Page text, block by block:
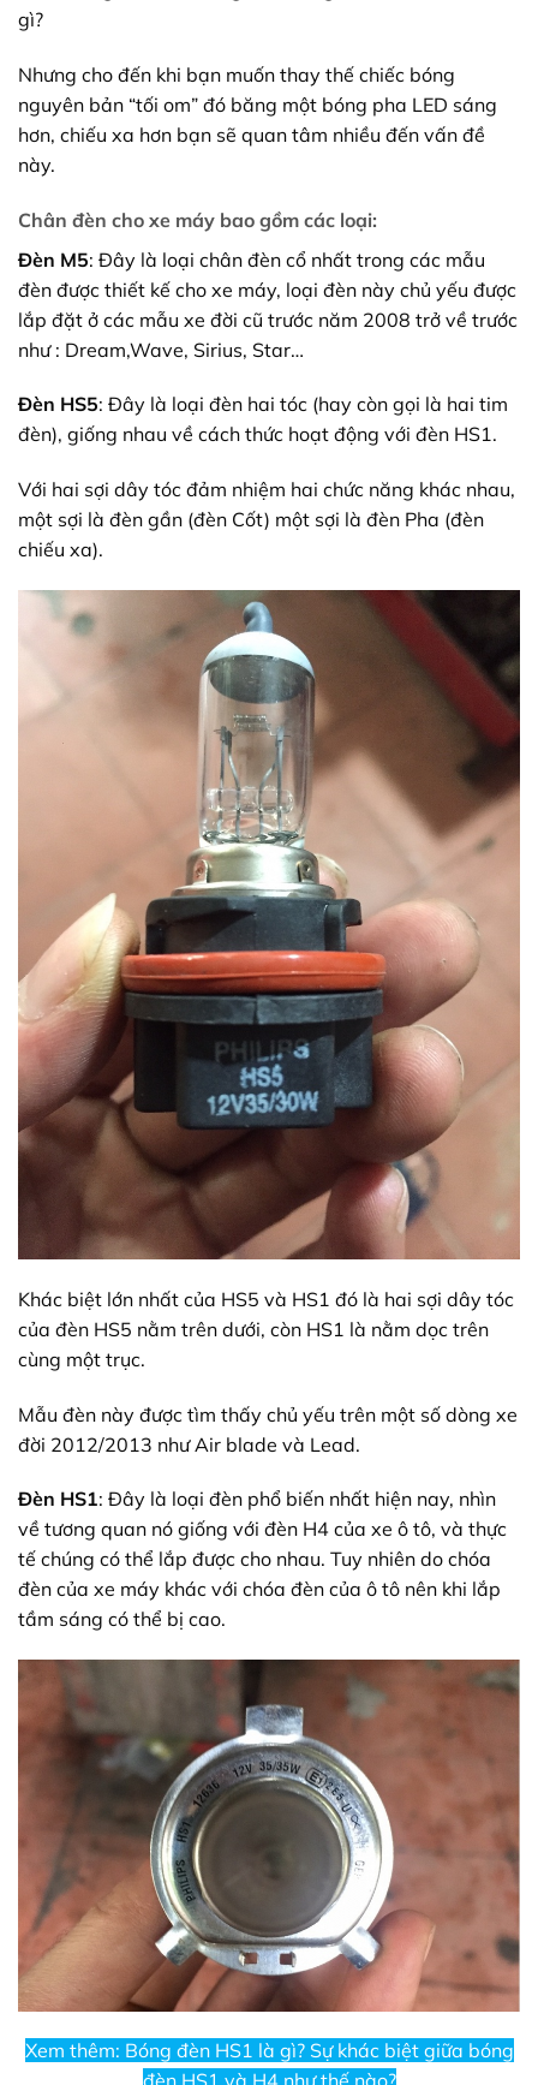
gì?
Nhưng cho đến khi bạn muốn thay thế chiếc bóng
nguyên bản “tối om” đó băng một bóng pha LED sáng
hơn, chiếu xa hơn bạn sẽ quan tâm nhiều đến vấn đề
này.
Chân đèn cho xe máy bao gồm các loại:
Đèn M5: Đây là loại chân đèn cổ nhất trong các mẫu
đèn được thiết kế cho xe máy, loại đèn này chủ yếu được
lắp đặt ở các mẫu xe đời cũ trước năm 2008 trở về trước
như : Dream,Wave, Sirius, Star…
Đèn HS5: Đây là loại đèn hai tóc (hay còn gọi là hai tim
đèn), giống nhau về cách thức hoạt động với đèn HS1.
Với hai sợi dây tóc đảm nhiệm hai chức năng khác nhau,
một sợi là đèn gần (đèn Cốt) một sợi là đèn Pha (đèn
chiếu xa).
Khác biệt lớn nhất của HS5 và HS1 đó là hai sợi dây tóc
của đèn HS5 nằm trên dưới, còn HS1 là nằm dọc trên
cùng một trục.
Mẫu đèn này được tìm thấy chủ yếu trên một số dòng xe
đời 2012/2013 như Air blade và Lead.
Đèn HS1: Đây là loại đèn phổ biến nhất hiện nay, nhìn
về tương quan nó giống với đèn H4 của xe ô tô, và thực
tế chúng có thể lắp được cho nhau. Tuy nhiên do chóa
đèn của xe máy khác với chóa đèn của ô tô nên khi lắp
tầm sáng có thể bị cao.
Xem thêm: Bóng đèn HS1 là gì? Sự khác biệt giữa bóng
đèn HS1 và H4 như thế nào?